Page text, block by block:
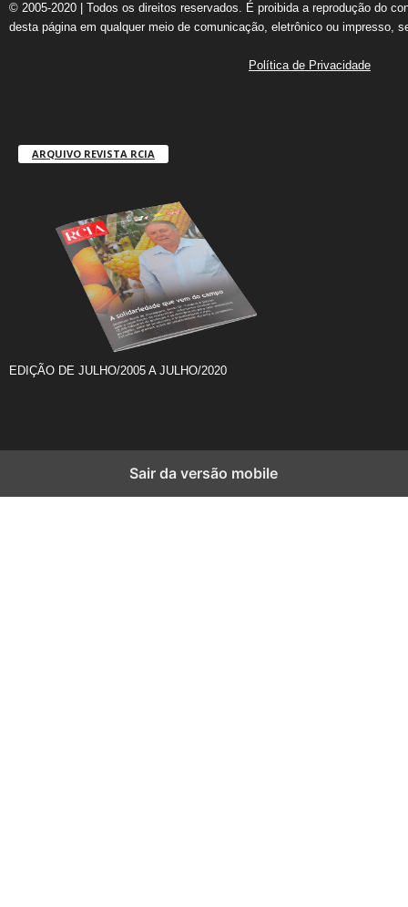
© 2005-2020 | Todos os direitos reservados. É proibida a reprodução do
desta página em qualquer meio de comunicação, eletrônico ou impresso,
Política de Privacidade
ARQUIVO REVISTA RCIA
EDIÇÃO DE JULHO/2005 A JULHO/2020
Sair da versão mobile